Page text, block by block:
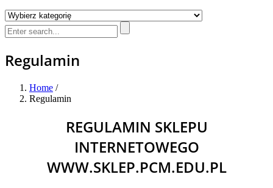
Regulamin
Home /
Regulamin
REGULAMIN SKLEPU
INTERNETOWEGO
WWW.SKLEP.PCM.EDU.PL